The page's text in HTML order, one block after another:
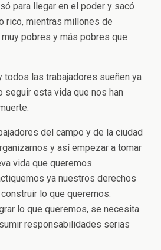
para llegar en el poder y sacó
rico, mientras millones de
pobres y más pobres que
todos las trabajadores sueñen ya
seguir esta vida que nos han
del campo y de la ciudad
y así empezar a tomar
vida que queremos.
ya nuestros derechos
lo que queremos.
lo que queremos, se necesita
responsabilidades serias